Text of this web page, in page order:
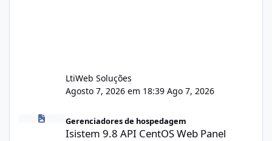
LtiWeb Soluções
Agosto 7, 2026 em 18:39 Ago 7, 2026
Isistem 9.8 API CentOS Web Panel
Gerenciadores de hospedagem
Isistem 9.8 API CentOS Web Panel